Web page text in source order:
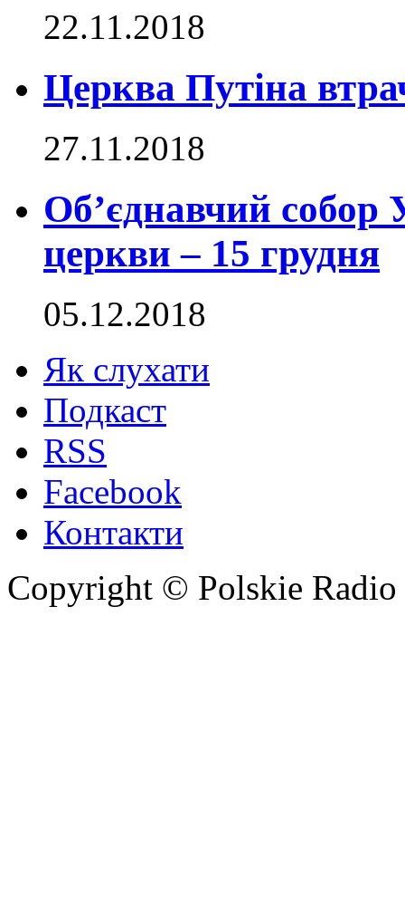
22.11.2018
Церква Путіна
27.11.2018
Об’єднавчий собор
церкви – 15 грудня
05.12.2018
Як слухати
Подкаст
RSS
Facebook
Контакти
Copyright © Polskie